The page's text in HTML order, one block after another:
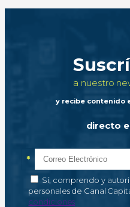
a nuestro
y recibe contenido
directo
Correo electrónico
*Campo obligatorio
Autorización de
Sí, comprendo y
personales de Canal
condiciones